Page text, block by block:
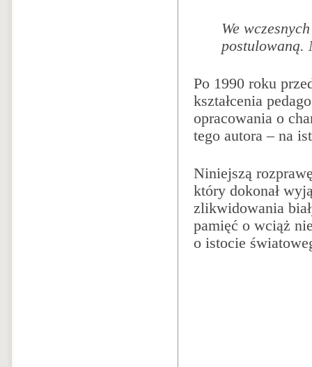
We
postulowaną.
Po 1990 roku
kształcenia
opracowania o
tego autora – na
Niniejszą
który dokonał
zlikwidowania
pamięć o wciąż
o istocie